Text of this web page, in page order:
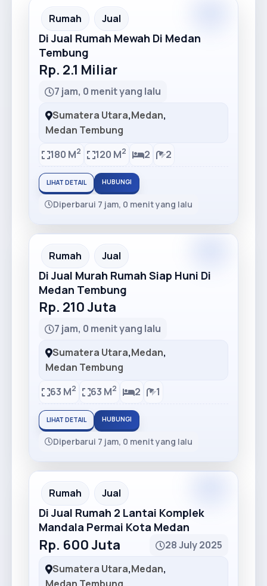
Recommended
Rumah Jual
Di Jual Rumah Mewah Di Medan
Tembung
Rp. 2.1 Miliar
7 jam, 0 menit yang lalu
Sumatera Utara,Medan,
Medan Tembung
180 M2 120 M2 2 2
LIHAT DETAIL HUBUNGI
Diperbarui 7 jam, 0 menit yang lalu
Recommended
Rumah Jual
Di Jual Murah Rumah Siap Huni Di
Medan Tembung
Rp. 210 Juta
7 jam, 0 menit yang lalu
Sumatera Utara,Medan,
Medan Tembung
63 M2 63 M2 2 1
LIHAT DETAIL HUBUNGI
Diperbarui 7 jam, 0 menit yang lalu
Recommended
Rumah Jual
Di Jual Rumah 2 Lantai Komplek
Mandala Permai Kota Medan
Rp. 600 Juta
28 July 2025
Sumatera Utara,Medan,